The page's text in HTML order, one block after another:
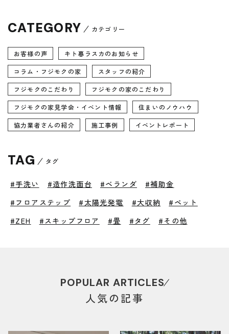
CATEGORY カテゴリー
お客様の声 キト暮ラスカのお知らせ
コラム・フジモクの家 スタッフの紹介
フジモクのこだわり フジモクの家のこだわり
フジモクの家見学会・イベント情報 住まいのノウハウ
協力業者さんの紹介 施工事例 イベントレポート
TAG タグ
#手洗い #造作洗面台 #ベランダ
#補助金
#フロアステップ
#太陽光発電 #大収納
#ペット
#ZEH
#スキップフロア #畳 #タグ #その他
POPULAR ARTICLES
人気の記事